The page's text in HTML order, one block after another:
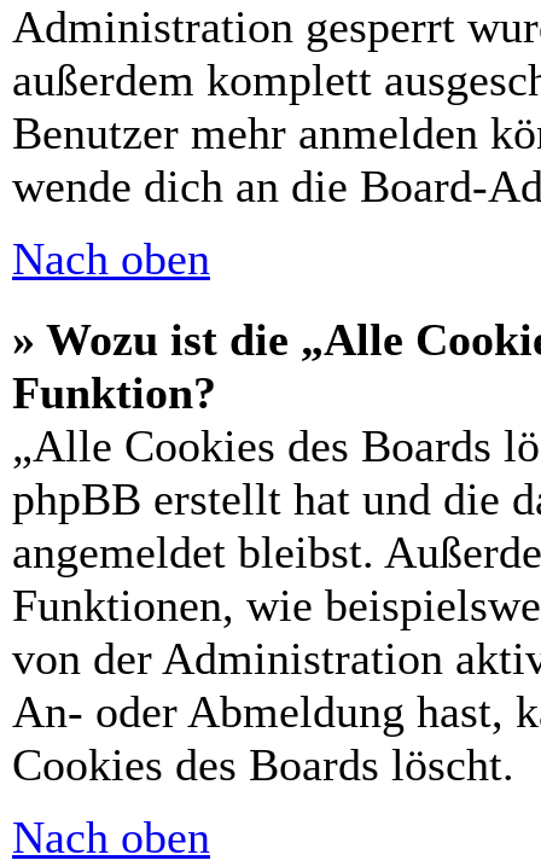
Administration gesperrt
außerdem komplett
Benutzer mehr anmelden
wende dich an die Board-
Nach oben
» Wozu ist die „Alle
Funktion?
„Alle Cookies des Boards
phpBB erstellt hat und die
angemeldet bleibst.
Funktionen, wie
von der Administration
An- oder Abmeldung hast,
Cookies des Boards löscht.
Nach oben